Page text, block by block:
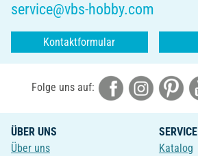
service@vbs-hobby.com
Kontaktformular
Folge uns auf:
ÜBER UNS
Über uns
SERVICE
Katalog